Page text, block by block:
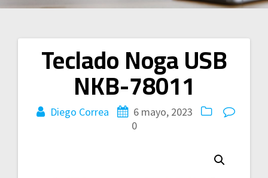
Teclado Noga USB
NKB-78011
Diego Correa
6 mayo, 2023
0
Navegación
de
entradas